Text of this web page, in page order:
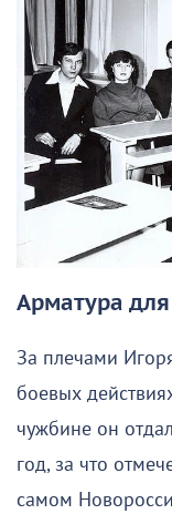
Арматура
За плечами
боевых
чужбине он
год, за что
самом